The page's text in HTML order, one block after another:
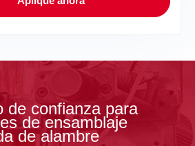
de confianza para
de ensamblaje
de alambre